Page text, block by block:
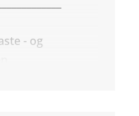
- og